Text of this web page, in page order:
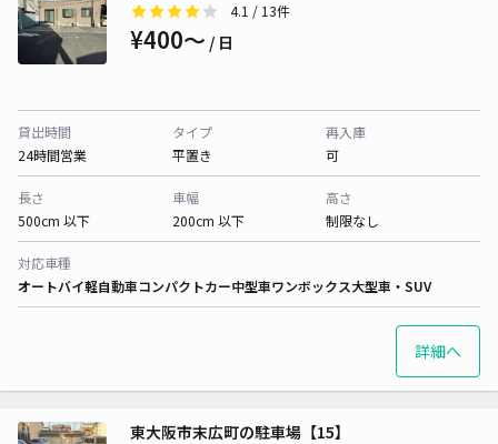
4.1 / 13件
¥400〜 / 日
貸出時間
24時間営業
タイプ
平置き
再入庫
可
長さ
500cm 以下
車幅
200cm 以下
高さ
制限なし
対応車種
オートバイ軽自動車コンパクトカー中型車ワンボックス大型車・SUV
詳細へ
東大阪市末広町の駐車場【15】